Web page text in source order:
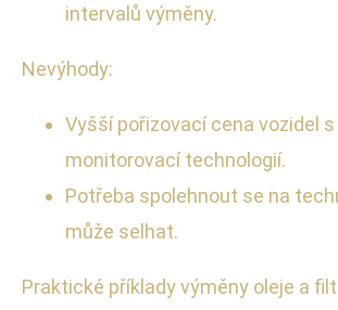
intervalů výměny.
Nevýhody:
Vyšší pořizovací cena vozidel
monitorovací technologií.
Potřeba spolehnout se na
může selhat.
Praktické příklady výměny oleje a